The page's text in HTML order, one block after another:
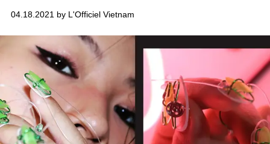
phái đẹp vẫn nên “bỏ túi" cho mình những tips hay ho để
bảo vệ và cấp cứu cho làn da nếu lỡ bị cháy nắng.
04.18.2021 by L'Officiel Vietnam